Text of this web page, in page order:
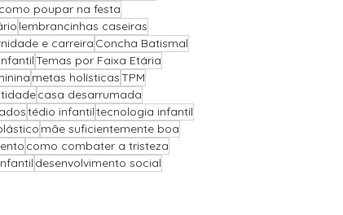
como poupar na festa
lembrancinhas caseiras
e carreira Concha Batismal
Temas por Faixa Etária
metas holísticasTPM
casa desarrumada
tédio infantiltecnologia infantil
mãe suficientemente boa
como combater a tristeza
desenvolvimento social